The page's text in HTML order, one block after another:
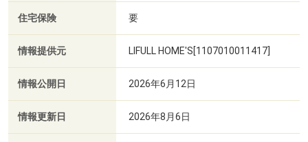
住宅保険 要
情報提供元 LIFULL HOME'S[1107010011417]
情報公開日 2026年6月12日
情報更新日 2026年8月6日